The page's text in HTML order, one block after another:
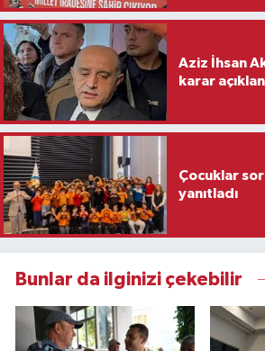
Aziz İhsan
karar
Çocuklar
yanıtladı
Bunlar da ilginizi çekebilir